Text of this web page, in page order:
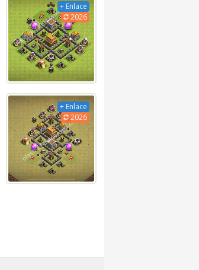
+ Enlace
2026
+ Enlace
2026